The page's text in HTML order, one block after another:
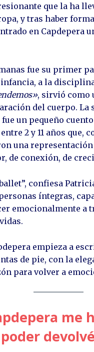
que la ha
y tras haber
en Capdepera
fue su primer
a la
, sirvió como
del cuerpo. La
fue un pequeño
2 y 11 años que,
una
de conexión, de
confiesa
íntegras,
emocionalmente a
empieza a
de pie, con la
para volver a
me